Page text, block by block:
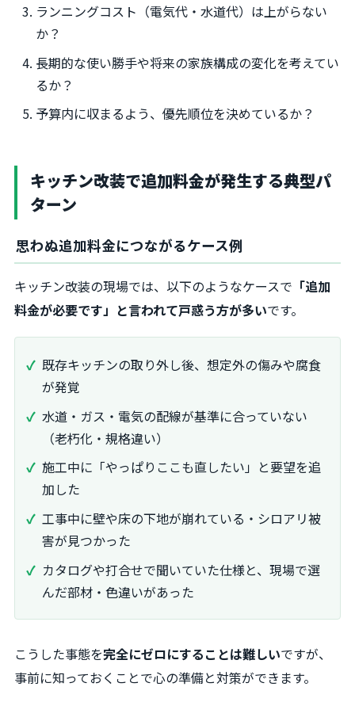
ランニングコスト（電気代・水道代）は上がらない
か？
長期的な使い勝手や将来の家族構成の変化を考えてい
るか？
予算内に収まるよう、優先順位を決めているか？
キッチン改装で追加料金が発生する典型パ
ターン
思わぬ追加料金につながるケース例
キッチン改装の現場では、以下のようなケースで 「追加
料金が必要です」と言われて戸惑う方が多いです。
既存キッチンの取り外し後、想定外の傷みや腐食
が発覚
水道・ガス・電気の配線が基準に合っていない
（老朽化・規格違い）
施工中に「やっぱりここも直したい」と要望を追
加した
工事中に壁や床の下地が崩れている・シロアリ被
害が見つかった
カタログや打合せで聞いていた仕様と、現場で選
んだ部材・色違いがあった
こうした事態を完全にゼロにすることは難しいですが、
事前に知っておくことで心の準備と対策ができます。